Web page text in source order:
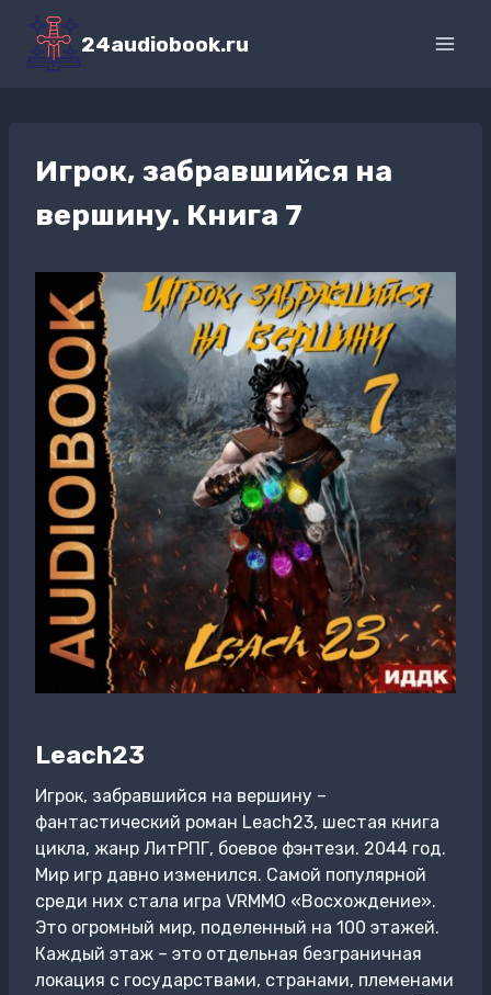
Перейти
содержимому
24audiobook.ru
Игрок, забравшийся на
вершину. Книга 7
Leach23
Игрок, забравшийся на вершину –
фантастический роман Leach23, шестая книга
цикла, жанр ЛитРПГ, боевое фэнтези. 2044 год.
Мир игр давно изменился. Самой популярной
среди них стала игра VRMMO «Восхождение».
Это огромный мир, поделенный на 100 этажей.
Каждый этаж – это отдельная безграничная
локация с государствами, странами, племенами